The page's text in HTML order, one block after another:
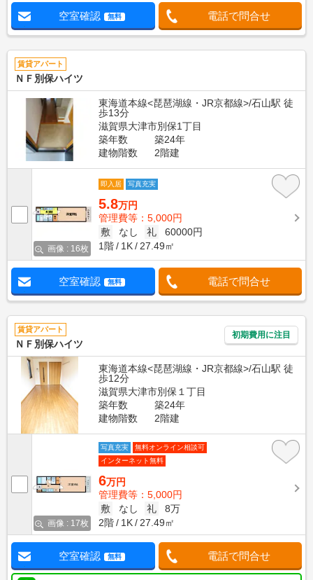
空室確認 無料 電話で問合せ
賃貸アパート
ＮＦ別保ハイツ
東海道本線<琵琶湖線・JR京都線>/石山駅 徒
歩13分
滋賀県大津市別保1丁目
築年数
築24年
建物階数
2階建
画像 : 16枚
即入居 写真充実
5.8万円
管理費等：5,000円
敷
なし 礼
60000円
1階
1K 27.49㎡
空室確認 無料 電話で問合せ
賃貸アパート
ＮＦ別保ハイツ
初期費用に注目
東海道本線<琵琶湖線・JR京都線>/石山駅 徒
歩12分
滋賀県大津市別保１丁目
築年数
築24年
建物階数
2階建
画像 : 17枚
写真充実
無料オンライン相談可
インターネット無料
6万円
管理費等：5,000円
敷
なし 礼
8万
2階
1K 27.49㎡
空室確認 無料 電話で問合せ